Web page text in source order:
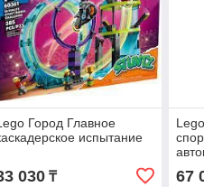
Город Главное
испытание
030₸ 67